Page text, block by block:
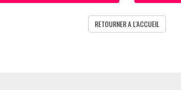
RETOURNER A L'ACCUEIL